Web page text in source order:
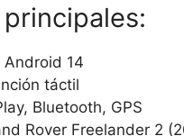
Android 14
táctil
Bluetooth, GPS
Rover Freelander 2